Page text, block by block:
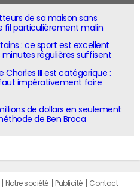
de sa maison sans
fil particulièrement malin
: ce sport est excellent
régulières suffisent
Charles III est catégorique :
impérativement faire
de dollars en seulement
de Ben Broca
Notre société Publicité Contact